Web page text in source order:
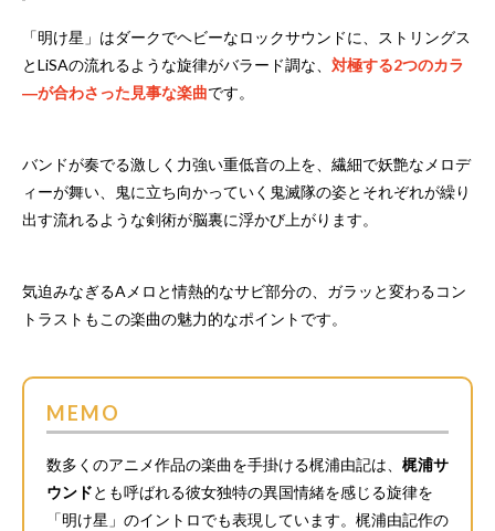
「明け星」はダークでヘビーなロックサウンドに、ストリングス
とLiSAの流れるような旋律がバラード調な、 対極する2つのカラ
―が合わさった見事な楽曲です。
バンドが奏でる激しく力強い重低音の上を、繊細で妖艶なメロデ
ィーが舞い、鬼に立ち向かっていく鬼滅隊の姿とそれぞれが繰り
出す流れるような剣術が脳裏に浮かび上がります。
気迫みなぎるAメロと情熱的なサビ部分の、ガラッと変わるコン
トラストもこの楽曲の魅力的なポイントです。
MEMO
数多くのアニメ作品の楽曲を手掛ける梶浦由記は、 梶浦サ
ウンドとも呼ばれる彼女独特の異国情緒を感じる旋律を
「明け星」のイントロでも表現しています。梶浦由記作の